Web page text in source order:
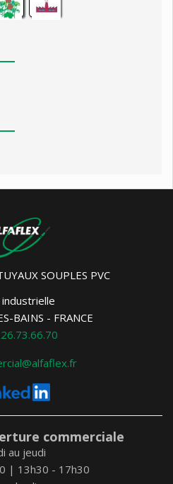
SOUPLES PVC
industrielle
BAINS - FRANCE
commerciale
au jeudi
| 13h30 - 17h30